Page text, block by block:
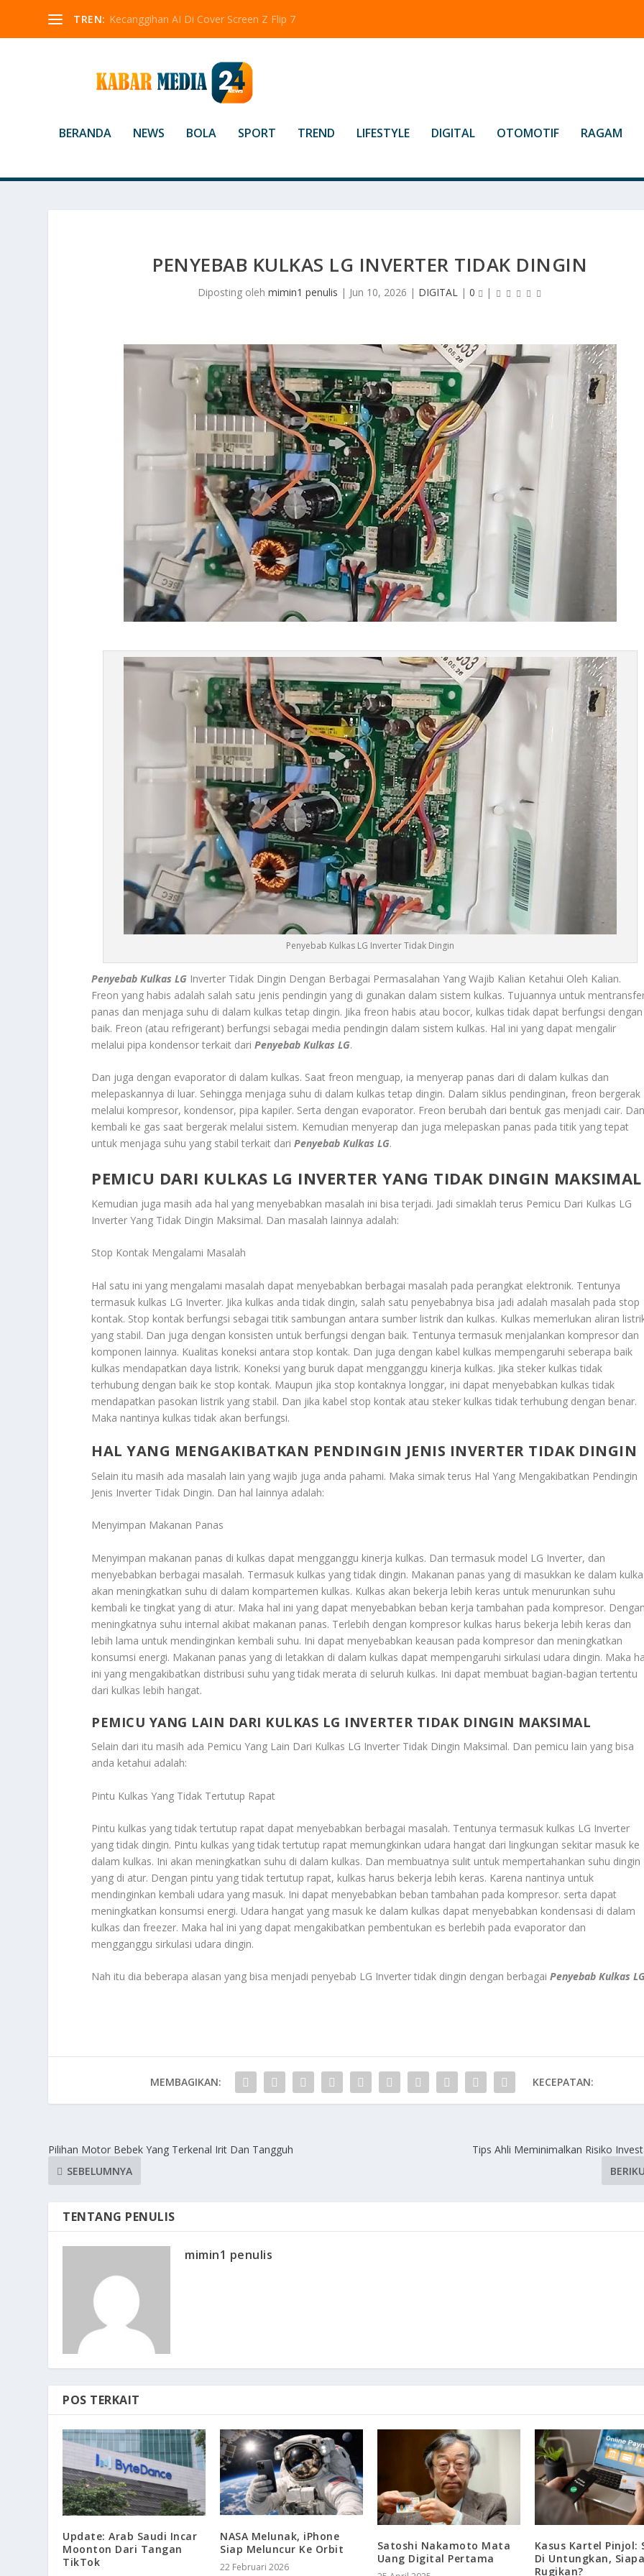
TREN: Kecanggihan AI Di Cover Screen Z Flip 7
BERANDA NEWS BOLA SPORT TREND LIFESTYLE DIGITAL OTOMOTIF RAGAM
PENYEBAB KULKAS LG INVERTER TIDAK DINGIN
Diposting olehmimin1 penulis | Jun 10, 2026 | DIGITAL |0 |
Penyebab Kulkas LG Inverter Tidak Dingin
Penyebab Kulkas LG Inverter Tidak Dingin Dengan Berbagai Permasalahan Yang Wajib Kalian Ketahui Oleh Kalian.
Freon yang habis adalah salah satu jenis pendingin yang di gunakan dalam sistem kulkas. Tujuannya untuk
panas dan menjaga suhu di dalam kulkas tetap dingin. Jika freon habis atau bocor, kulkas tidak dapat berfungsi dengan
baik. Freon (atau refrigerant) berfungsi sebagai media pendingin dalam sistem kulkas. Hal ini yang dapat mengalir
melalui pipa kondensor terkait dariPenyebab Kulkas LG.
Dan juga dengan evaporator di dalam kulkas. Saat freon menguap, ia menyerap panas dari di dalam kulkas dan
melepaskannya di luar. Sehingga menjaga suhu di dalam kulkas tetap dingin. Dalam siklus pendinginan, freon bergerak
melalui kompresor, kondensor, pipa kapiler. Serta dengan evaporator. Freon berubah dari bentuk gas menjadi cair.
kembali ke gas saat bergerak melalui sistem. Kemudian menyerap dan juga melepaskan panas pada titik yang tepat
untuk menjaga suhu yang stabil terkait dariPenyebab Kulkas LG.
PEMICU DARI KULKAS LG INVERTER YANG TIDAK DINGIN MAKSIMAL
Kemudian juga masih ada hal yang menyebabkan masalah ini bisa terjadi. Jadi simaklah terus Pemicu Dari Kulkas LG
Inverter Yang Tidak Dingin Maksimal. Dan masalah lainnya adalah:
Stop Kontak Mengalami Masalah
Hal satu ini yang mengalami masalah dapat menyebabkan berbagai masalah pada perangkat elektronik. Tentunya
termasuk kulkas LG Inverter. Jika kulkas anda tidak dingin, salah satu penyebabnya bisa jadi adalah masalah pada stop
kontak. Stop kontak berfungsi sebagai titik sambungan antara sumber listrik dan kulkas. Kulkas memerlukan aliran
yang stabil. Dan juga dengan konsisten untuk berfungsi dengan baik. Tentunya termasuk menjalankan kompresor dan
komponen lainnya. Kualitas koneksi antara stop kontak. Dan juga dengan kabel kulkas mempengaruhi seberapa baik
kulkas mendapatkan daya listrik. Koneksi yang buruk dapat mengganggu kinerja kulkas. Jika steker kulkas tidak
terhubung dengan baik ke stop kontak. Maupun jika stop kontaknya longgar, ini dapat menyebabkan kulkas tidak
mendapatkan pasokan listrik yang stabil. Dan jika kabel stop kontak atau steker kulkas tidak terhubung dengan benar.
Maka nantinya kulkas tidak akan berfungsi.
HAL YANG MENGAKIBATKAN PENDINGIN JENIS INVERTER TIDAK DINGIN
Selain itu masih ada masalah lain yang wajib juga anda pahami. Maka simak terus Hal Yang Mengakibatkan Pendingin
Jenis Inverter Tidak Dingin. Dan hal lainnya adalah:
Menyimpan Makanan Panas
Menyimpan makanan panas di kulkas dapat mengganggu kinerja kulkas. Dan termasuk model LG Inverter, dan
menyebabkan berbagai masalah. Termasuk kulkas yang tidak dingin. Makanan panas yang di masukkan ke dalam
akan meningkatkan suhu di dalam kompartemen kulkas. Kulkas akan bekerja lebih keras untuk menurunkan suhu
kembali ke tingkat yang di atur. Maka hal ini yang dapat menyebabkan beban kerja tambahan pada kompresor.
meningkatnya suhu internal akibat makanan panas. Terlebih dengan kompresor kulkas harus bekerja lebih keras dan
lebih lama untuk mendinginkan kembali suhu. Ini dapat menyebabkan keausan pada kompresor dan meningkatkan
konsumsi energi. Makanan panas yang di letakkan di dalam kulkas dapat mempengaruhi sirkulasi udara dingin. Maka
ini yang mengakibatkan distribusi suhu yang tidak merata di seluruh kulkas. Ini dapat membuat bagian-bagian tertentu
dari kulkas lebih hangat.
PEMICU YANG LAIN DARI KULKAS LG INVERTER TIDAK DINGIN MAKSIMAL
Selain dari itu masih ada Pemicu Yang Lain Dari Kulkas LG Inverter Tidak Dingin Maksimal. Dan pemicu lain yang bisa
anda ketahui adalah:
Pintu Kulkas Yang Tidak Tertutup Rapat
Pintu kulkas yang tidak tertutup rapat dapat menyebabkan berbagai masalah. Tentunya termasuk kulkas LG Inverter
yang tidak dingin. Pintu kulkas yang tidak tertutup rapat memungkinkan udara hangat dari lingkungan sekitar masuk ke
dalam kulkas. Ini akan meningkatkan suhu di dalam kulkas. Dan membuatnya sulit untuk mempertahankan suhu dingin
yang di atur. Dengan pintu yang tidak tertutup rapat, kulkas harus bekerja lebih keras. Karena nantinya untuk
mendinginkan kembali udara yang masuk. Ini dapat menyebabkan beban tambahan pada kompresor. serta dapat
meningkatkan konsumsi energi. Udara hangat yang masuk ke dalam kulkas dapat menyebabkan kondensasi di dalam
kulkas dan freezer. Maka hal ini yang dapat mengakibatkan pembentukan es berlebih pada evaporator dan
mengganggu sirkulasi udara dingin.
Nah itu dia beberapa alasan yang bisa menjadi penyebab LG Inverter tidak dingin dengan berbagaiPenyebab Kulkas
MEMBAGIKAN: KECEPATAN:
Pilihan Motor Bebek Yang Terkenal Irit Dan Tangguh
SEBELUMNYA
Tips Ahli Meminimalkan Risiko
TENTANG PENULIS
mimin1 penulis
POS TERKAIT
Update: Arab Saudi Incar
Moonton Dari Tangan
TikTok
NASA Melunak, iPhone
Siap Meluncur Ke Orbit
22 Februari 2026
Satoshi Nakamoto Mata
Uang Digital Pertama
Kasus Kartel Pinjol:
Di Untungkan,
Rugikan?